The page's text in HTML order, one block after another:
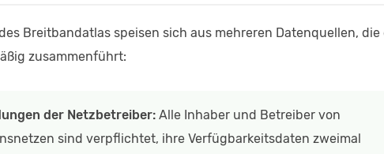
Breitbandatlas speisen sich aus mehreren Datenquellen, die
zusammenführt:
der Netzbetreiber: Alle Inhaber und Betreiber von
sind verpflichtet, ihre Verfügbarkeitsdaten zweimal